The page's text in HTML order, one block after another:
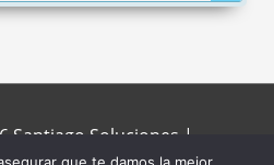
Santiago Soluciones |